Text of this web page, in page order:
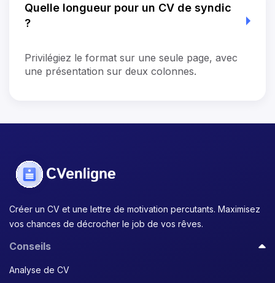
Quelle longueur pour un CV de syndic
?
Privilégiez le format sur une seule page, avec
une présentation sur deux colonnes.
Créer un CV et une lettre de motivation percutants. Maximisez
vos chances de décrocher le job de vos rêves.
Conseils
Analyse de CV